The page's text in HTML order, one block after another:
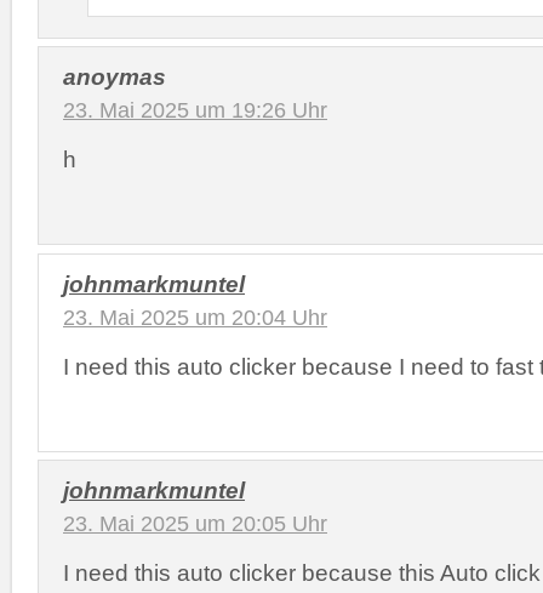
anoymas
23. Mai 2025 um 19:26 Uhr
h
johnmarkmuntel
23. Mai 2025 um 20:04 Uhr
I need this auto clicker because I need to fast
johnmarkmuntel
23. Mai 2025 um 20:05 Uhr
I need this auto clicker because this Auto